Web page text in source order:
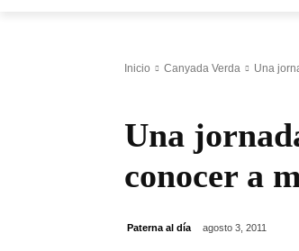
Inicio Canyada Verda Una
Una
conocer a
Paterna al día agosto 3, 2011